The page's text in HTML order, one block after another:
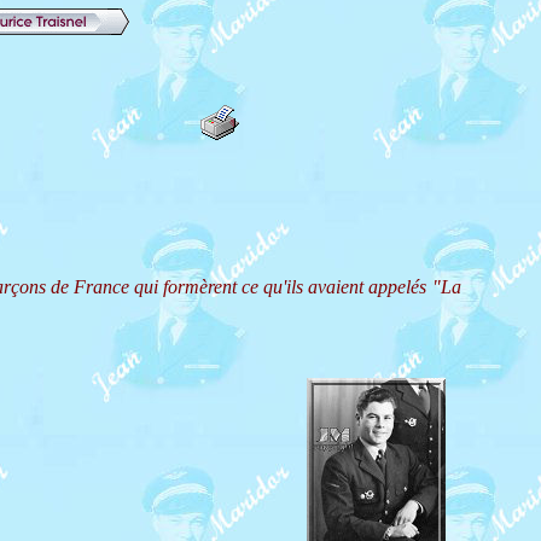
de France qui formèrent ce qu'ils avaient appelés "La